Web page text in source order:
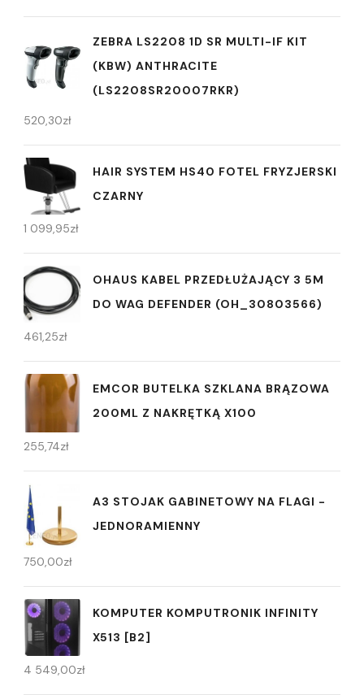
ZEBRA LS2208 1D SR MULTI-IF KIT
(KBW) ANTHRACITE
(LS2208SR20007RKR)
520,30zł
HAIR SYSTEM HS40 FOTEL FRYZJERSKI
CZARNY
1 099,95zł
OHAUS KABEL PRZEDŁUŻAJĄCY 3 5M
DO WAG DEFENDER (OH_30803566)
461,25zł
EMCOR BUTELKA SZKLANA BRĄZOWA
200ML Z NAKRĘTKĄ X100
255,74zł
A3 STOJAK GABINETOWY NA FLAGI -
JEDNORAMIENNY
750,00zł
KOMPUTER KOMPUTRONIK INFINITY
X513 [B2]
4 549,00zł